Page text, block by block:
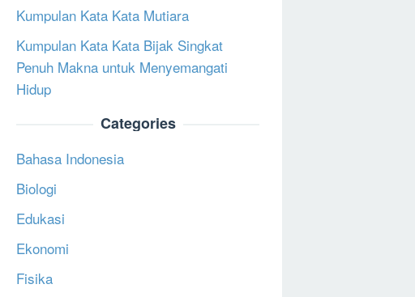
Kumpulan Kata Kata Mutiara
Kumpulan Kata Kata Bijak Singkat
Penuh Makna untuk Menyemangati
Hidup
Categories
Bahasa Indonesia
Biologi
Edukasi
Ekonomi
Fisika